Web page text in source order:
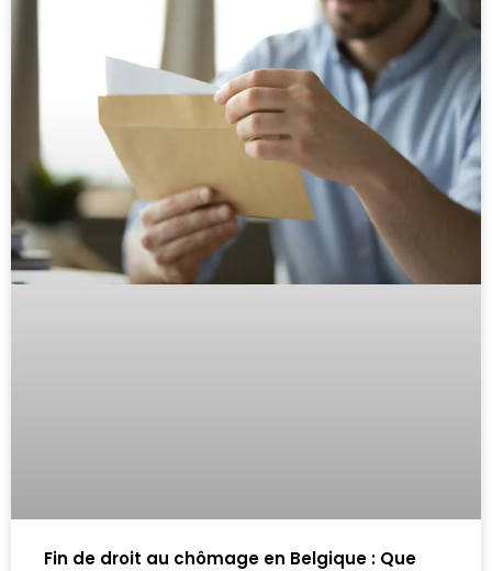
Fin de droit au chômage en Belgique : Que